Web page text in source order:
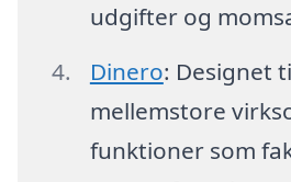
udgifter og
Dinero: Designet
mellemstore
funktioner som